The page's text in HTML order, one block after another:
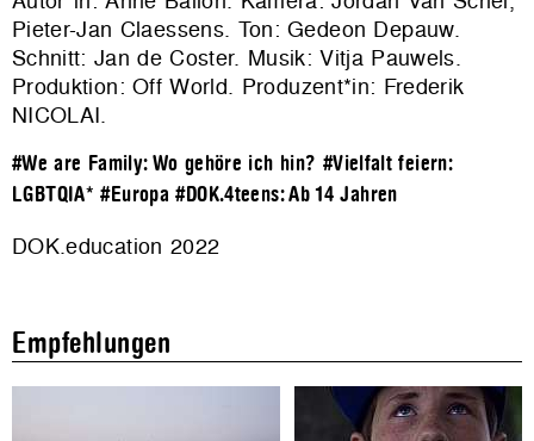
Pieter-Jan Claessens. Ton: Gedeon Depauw.
Schnitt: Jan de Coster. Musik: Vitja Pauwels.
Produktion:Off World. Produzent*in: Frederik
NICOLAI.
#We are Family: Wo gehöre ich hin? #Vielfalt feiern:
LGBTQIA* #Europa #DOK.4teens: Ab 14 Jahren
DOK.education 2022
Empfehlungen